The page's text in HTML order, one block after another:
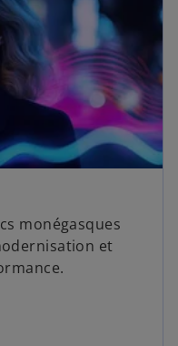
monégasques
et